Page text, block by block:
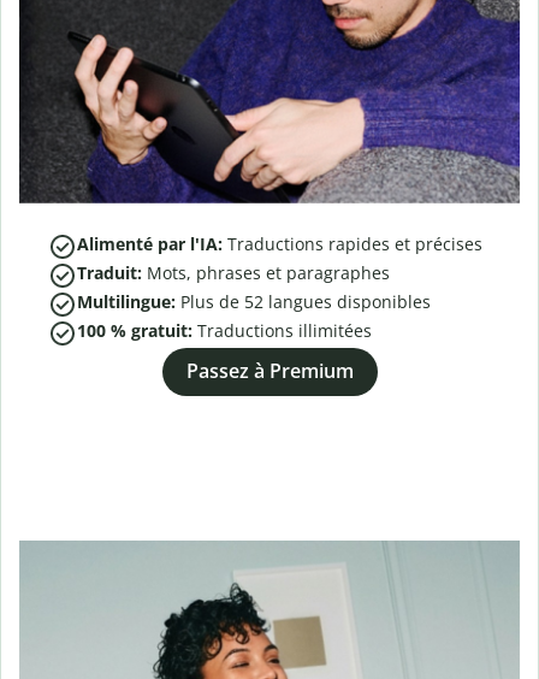
Alimenté par l'IA: Traductions rapides et précises
Traduit: Mots, phrases et paragraphes
Multilingue: Plus de 52 langues disponibles
100 % gratuit: Traductions illimitées
Passez à Premium